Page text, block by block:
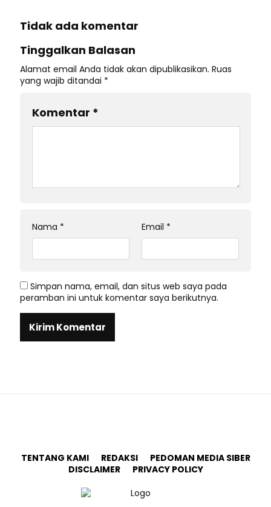
Tidak ada komentar
Tinggalkan Balasan
Alamat email Anda tidak akan dipublikasikan. Ruas
yang wajib ditandai *
Komentar *
Nama * Email *
Simpan nama, email, dan situs web saya pada
peramban ini untuk komentar saya berikutnya.
TENTANG KAMI REDAKSI
PEDOMAN MEDIA SIBER
DISCLAIMER
PRIVACY POLICY